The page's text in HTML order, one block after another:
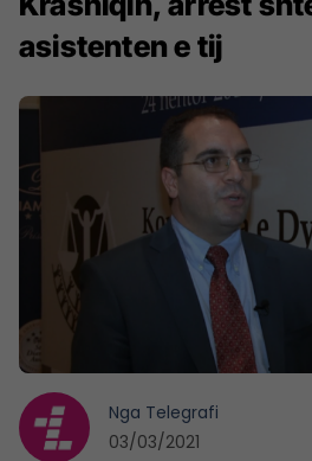
asistenten e tij
Nga Telegrafi
03/03/2021